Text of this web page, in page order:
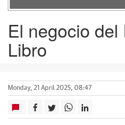
El negocio del
Libro
Monday, 21 April 2025, 08:47